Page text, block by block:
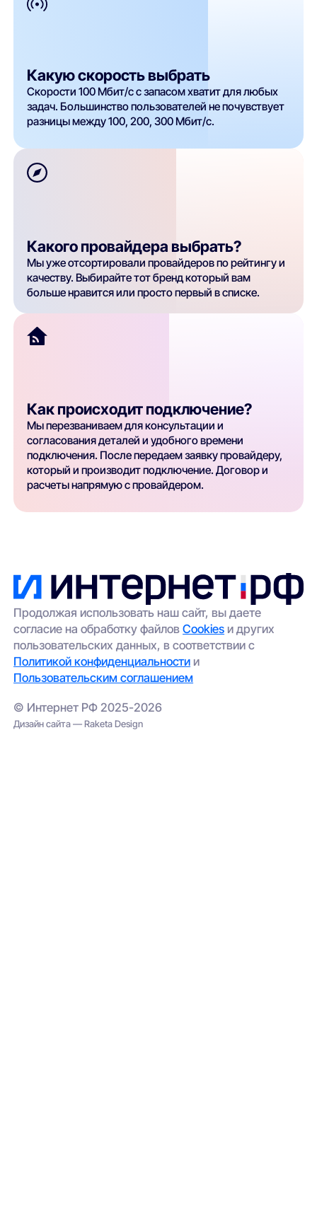
Какую скорость выбрать
Скорости 100 Мбит/с с запасом хватит для любых
задач. Большинство пользователей не почувствует
разницы между 100, 200, 300 Мбит/с.
Какого провайдера выбрать?
Мы уже отсортировали провайдеров по рейтингу и
качеству. Выбирайте тот бренд который вам
больше нравится или просто первый в списке.
Как происходит подключение?
Мы перезваниваем для консультации и
согласования деталей и удобного времени
подключения. После передаем заявку провайдеру,
который и производит подключение. Договор и
расчеты напрямую с провайдером.
Продолжая использовать наш сайт, вы даете
согласие на обработку файловCookies и других
пользовательских данных, в соответствии с
Политикой конфиденциальности и
Пользовательским соглашением
© Интернет РФ 2025-2026
Дизайн сайта — Raketa Design